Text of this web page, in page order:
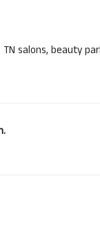
TN salons, beauty